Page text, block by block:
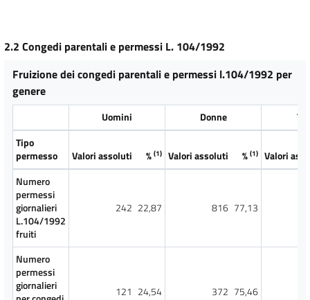
2.2 Congedi parentali e permessi L. 104/1992
Fruizione dei congedi parentali e permessi l.104/1992 per
genere
Uomini Donne
Tipo
permesso
Valori assoluti %(1) Valori assoluti %(1) Valori
Numero
permessi
giornalieri
L.104/1992
fruiti
242 22,87 816 77,13
Numero
permessi
giornalieri
121 24,54 372 75,46